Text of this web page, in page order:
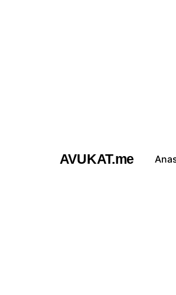
AVUKAT.me